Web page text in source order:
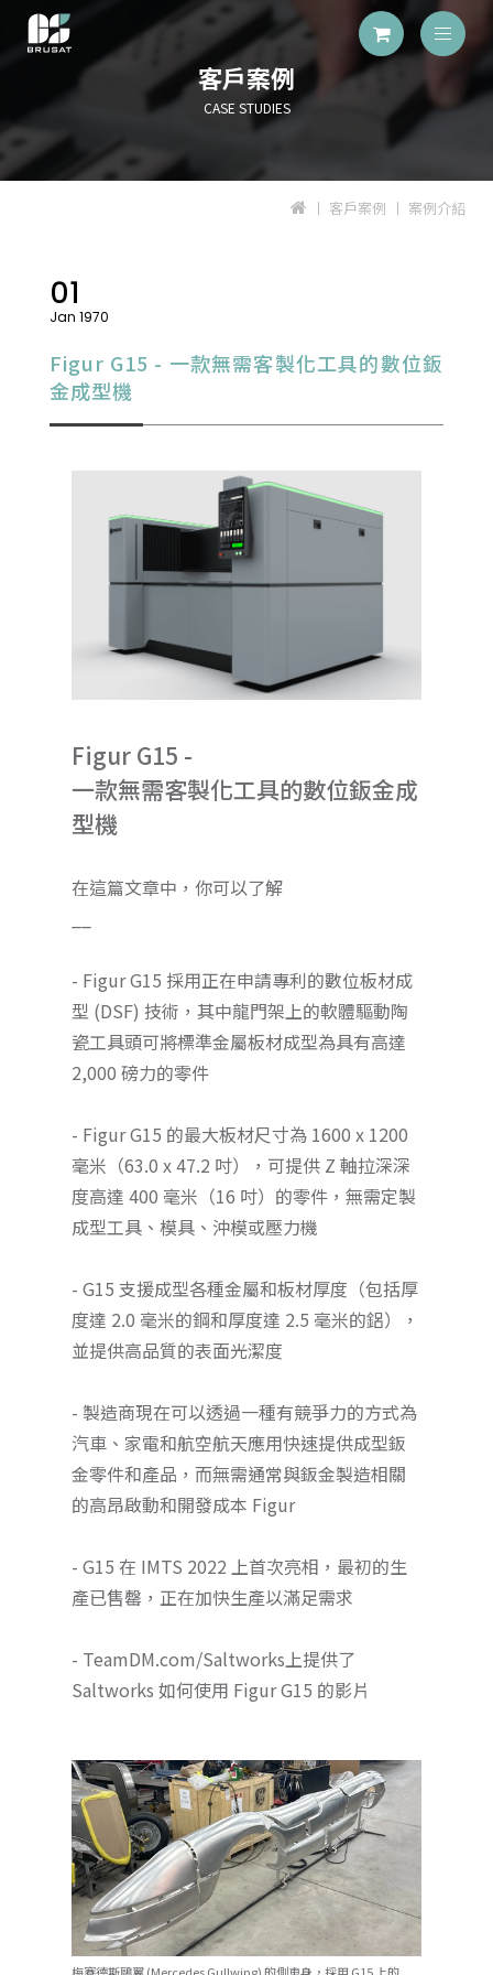
客戶案例
CASE STUDIES
客戶案例 案例介紹
01
Jan 1970
Figur G15 - 一款無需客製化工具的數位鈑
金成型機
Figur G15 -
一款無需客製化工具的數位鈑金成
型機
在這篇文章中，你可以了解
- Figur G15 採用正在申請專利的數位板材成
型 (DSF) 技術，其中龍門架上的軟體驅動陶
瓷工具頭可將標準金屬板材成型為具有高達
2,000 磅力的零件
- Figur G15 的最大板材尺寸為 1600 x 1200
毫米（63.0 x 47.2 吋），可提供 Z 軸拉深深
度高達 400 毫米（16 吋）的零件，無需定製
成型工具、模具、沖模或壓力機
- G15 支援成型各種金屬和板材厚度（包括厚
度達 2.0 毫米的鋼和厚度達 2.5 毫米的鋁），
並提供高品質的表面光潔度
- 製造商現在可以透過一種有競爭力的方式為
汽車、家電和航空航天應用快速提供成型鈑
金零件和產品，而無需通常與鈑金製造相關
的高昂啟動和開發成本 Figur
- G15 在 IMTS 2022 上首次亮相，最初的生
產已售罄，正在加快生產以滿足需求
- TeamDM.com/Saltworks上提供了
Saltworks 如何使用 Figur G15 的影片